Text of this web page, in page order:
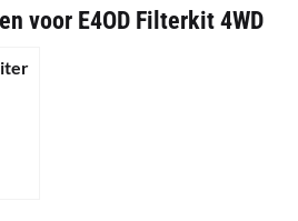
voor E4OD Filterkit 4WD